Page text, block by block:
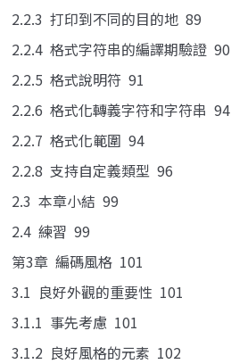
2.2.3 打印到不同的目的地 89
2.2.4 格式字符串的編譯期驗證 90
2.2.5 格式說明符 91
2.2.6 格式化轉義字符和字符串 94
2.2.7 格式化範圍 94
2.2.8 支持自定義類型 96
2.3 本章小結 99
2.4 練習 99
第3章 編碼風格 101
3.1 良好外觀的重要性 101
3.1.1 事先考慮 101
3.1.2 良好風格的元素 102